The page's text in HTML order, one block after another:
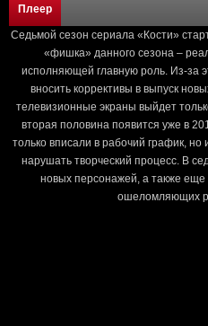
Плеер
Седьмой сезон сериала «Кости»
«фишка» данного сезона –
исполняющей главную роль. Из-за
вносить коррективы в выпуск
телевизионные экраны выйдет
вторая половина появится уже в
только вписали в рабочий график,
нарушать творческий процесс. В
новых персонажей, а также еще
ошеломляющих